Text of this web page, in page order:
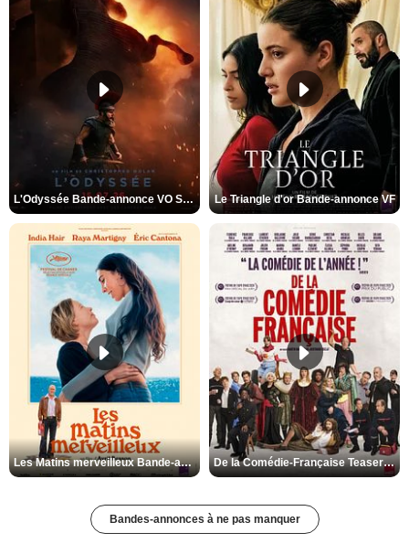
L'Odyssée Bande-annonce VO STFR Le Triangle d'or Bande-annonce VF
Les Matins merveilleux Bande-annonce VF De la Comédie-Française Teaser VF
Bandes-annonces à ne pas manquer